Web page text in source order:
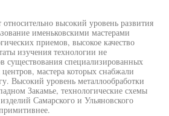
высокий уровень развития
именьковскими мастерами
приемов, высокое качество
изучения технологии не
существования специализированных
мастера которых снабжали
Высокий уровень металлообработки
Закамье, технологические схемы
Самарского и Ульяновского